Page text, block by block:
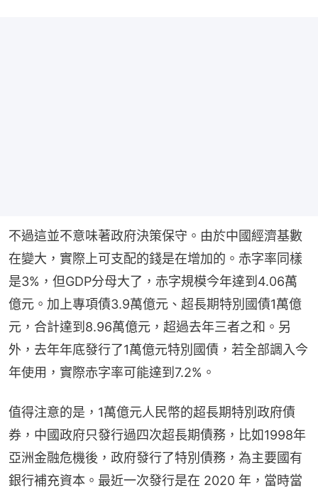
不過這並不意味著政府決策保守。由於中國經濟基數
在變大，實際上可支配的錢是在增加的。赤字率同樣
是3%，但GDP分母大了，赤字規模今年達到4.06萬
億元。加上專項債3.9萬億元、超長期特別國債1萬億
元，合計達到8.96萬億元，超過去年三者之和。另
外，去年年底發行了1萬億元特別國債，若全部調入今
年使用，實際赤字率可能達到7.2%。
值得注意的是，1萬億元人民幣的超長期特別政府債
券，中國政府只發行過四次超長期債務，比如1998年
亞洲金融危機後，政府發行了特別債務，為主要國有
銀行補充資本。最近一次發行是在 2020 年，當時當